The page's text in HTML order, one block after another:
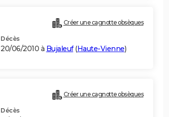
Créer une cagnotte obsèques
Décès
20/06/2010 à Bujaleuf(Haute-Vienne)
Créer une cagnotte obsèques
Décès